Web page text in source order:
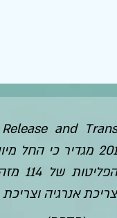
and
750 גופים
אנרגיה